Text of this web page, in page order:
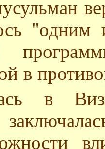
"одним
в
в